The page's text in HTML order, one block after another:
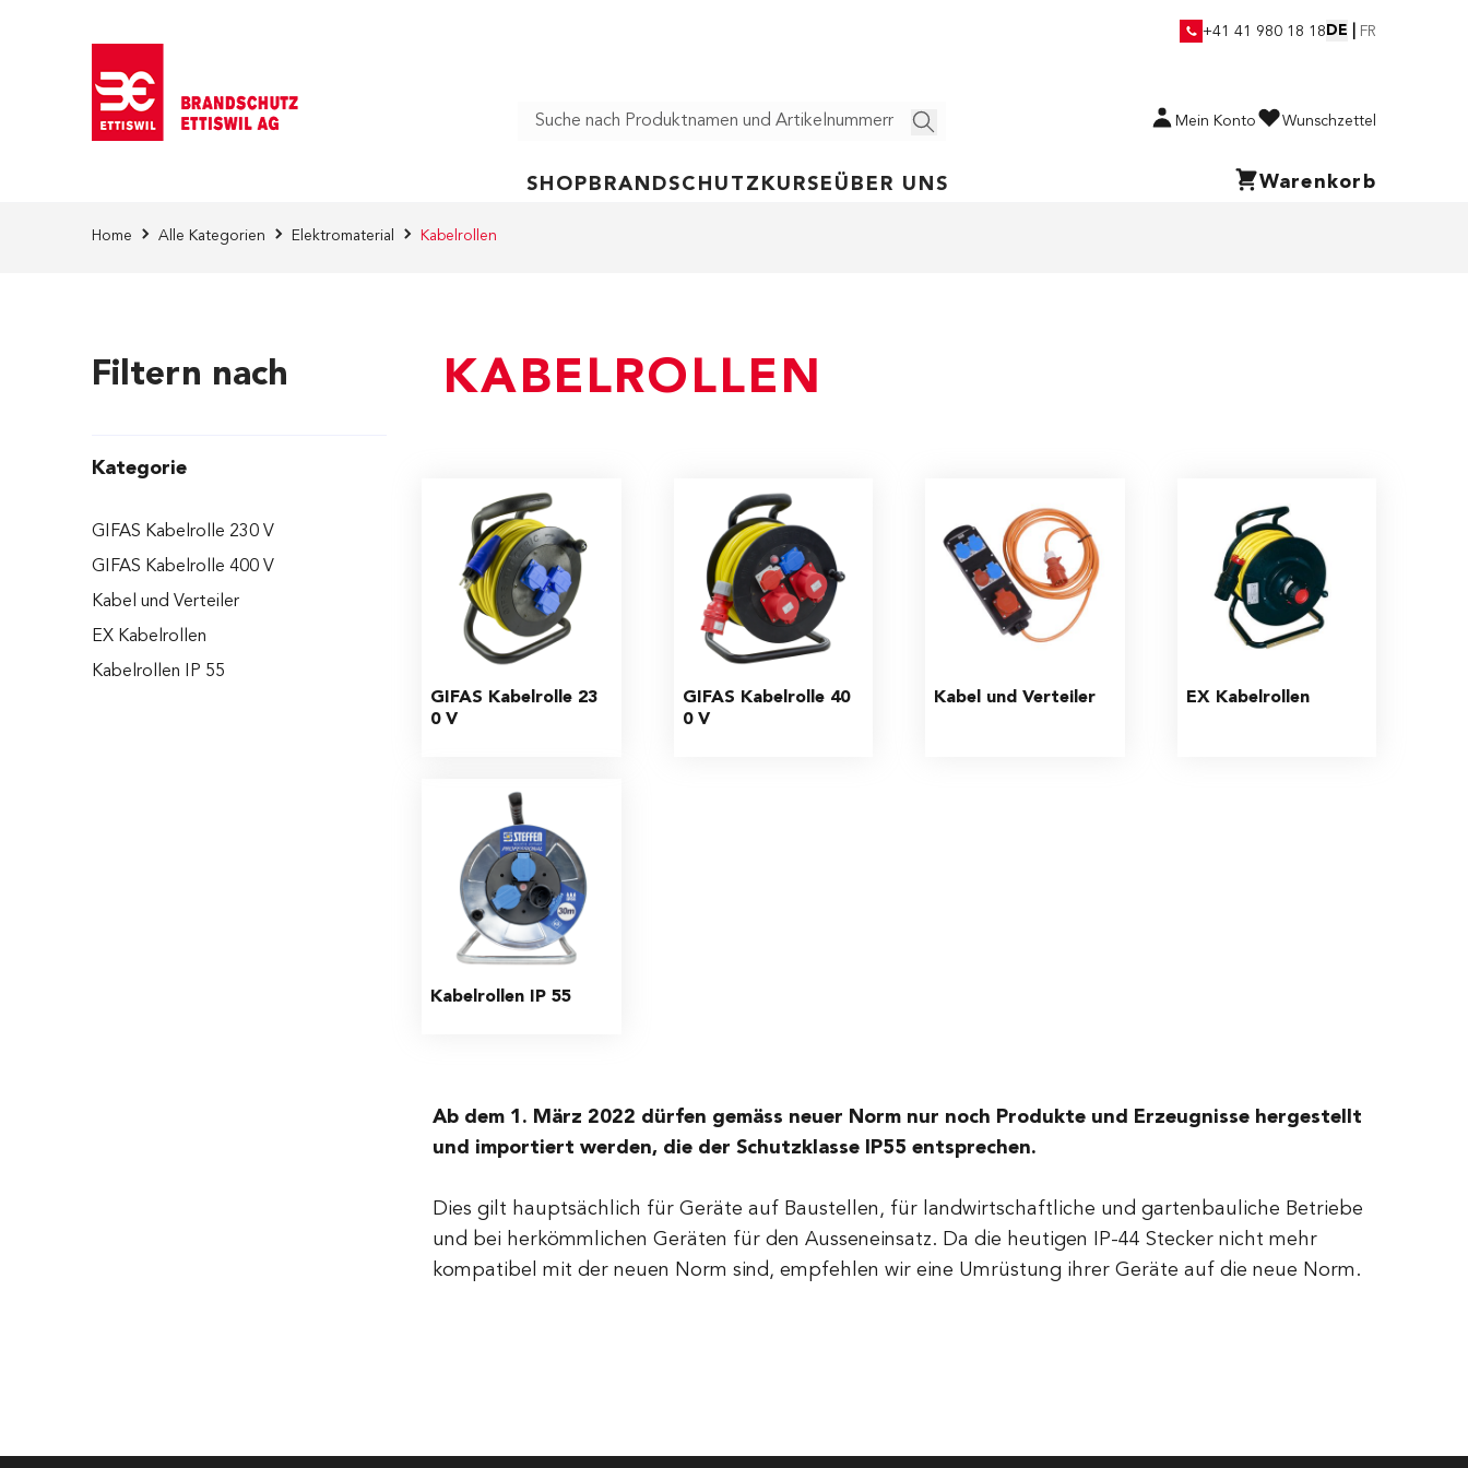
+41 41 980 18 18 DE FR
Mein Konto Wunschzettel
SHOP BRANDSCHUTZ KURSE ÜBER UNS Warenkorb
Home Alle Kategorien Elektromaterial Kabelrollen
Filtern nach
Kategorie
GIFAS Kabelrolle 230 V
GIFAS Kabelrolle 400 V
Kabel und Verteiler
EX Kabelrollen
Kabelrollen IP 55
KABELROLLEN
Ab dem 1. März 2022 dürfen gemäss neuer Norm nur noch Produkte und Erzeugnisse hergestellt
und importiert werden, die der Schutzklasse IP55 entsprechen.
Dies gilt hauptsächlich für Geräte auf Baustellen, für landwirtschaftliche und gartenbauliche Betriebe
und bei herkömmlichen Geräten für den Ausseneinsatz. Da die heutigen IP-44 Stecker nicht mehr
kompatibel mit der neuen Norm sind, empfehlen wir eine Umrüstung ihrer Geräte auf die neue Norm.
GIFAS Kabelrolle 23
0 V
GIFAS Kabelrolle 40
0 V
Kabel und Verteiler EX Kabelrollen
Kabelrollen IP 55